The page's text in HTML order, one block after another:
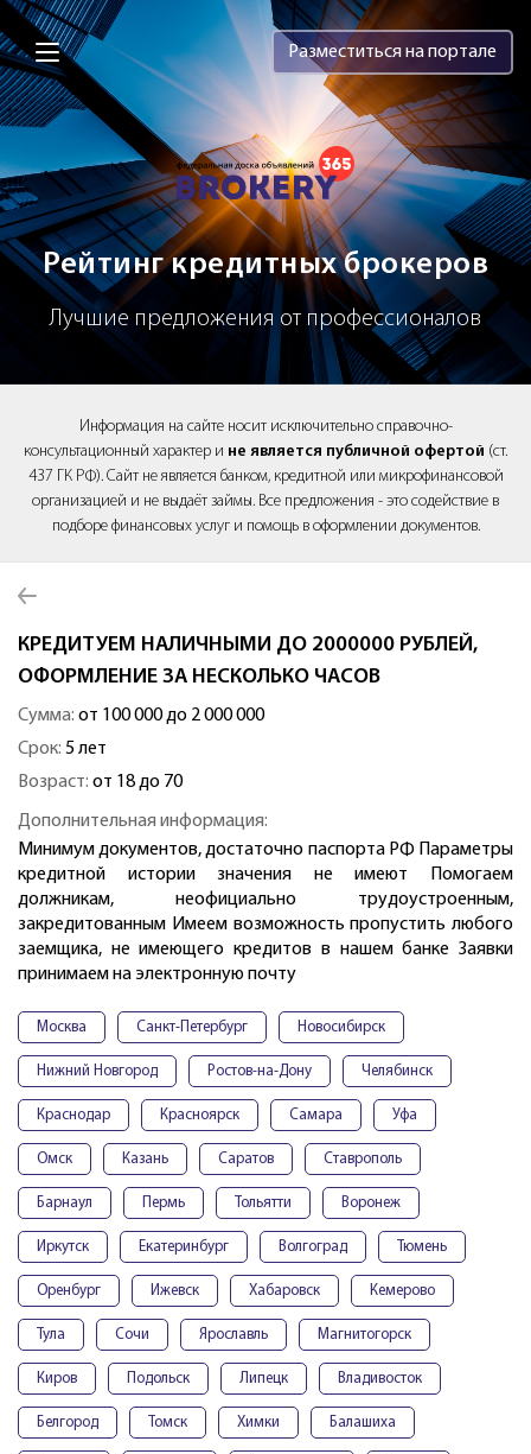
Brokery365 - Рейтинг кредитных
Разместиться на портале
Рейтинг кредитных брокеров
Лучшие предложения от профессионалов
Информация на сайте носит исключительно справочно-
консультационный характер и не является публичной офертой (ст.
437 ГК РФ). Сайт не является банком, кредитной или микрофинансовой
организацией и не выдаёт займы. Все предложения - это содействие в
подборе финансовых услуг и помощь в оформлении документов.
КРЕДИТУЕМ НАЛИЧНЫМИ ДО 2000000 РУБЛЕЙ,
ОФОРМЛЕНИЕ ЗА НЕСКОЛЬКО ЧАСОВ
Сумма: от 100 000 до 2 000 000
Срок: 5 лет
Возраст: от 18 до 70
Дополнительная информация:
Минимум документов, достаточно паспорта РФ Параметры
кредитной истории значения не имеют Помогаем
должникам, неофициально трудоустроенным,
закредитованным Имеем возможность пропустить любого
заемщика, не имеющего кредитов в нашем банке Заявки
принимаем на электронную почту
Москва Санкт-Петербург Новосибирск
Нижний Новгород Ростов-на-Дону Челябинск
Краснодар Красноярск Самара Уфа
Омск Казань Саратов Ставрополь
Барнаул Пермь Тольятти Воронеж
Иркутск Екатеринбург Волгоград Тюмень
Оренбург Ижевск Хабаровск Кемерово
Тула Сочи Ярославль Магнитогорск
Киров Подольск Липецк Владивосток
Белгород Томск Химки Балашиха